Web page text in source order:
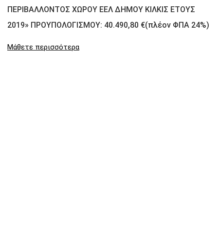
ΠΕΡΙΒΑΛΛΟΝΤΟΣ ΧΩΡΟΥ ΕΕΛ ΔΗΜΟΥ ΚΙΛΚΙΣ ΕΤΟΥΣ
2019» ΠΡΟΥΠΟΛΟΓΙΣΜΟΥ: 40.490,80 €(πλέον ΦΠΑ 24%)
Μάθετε περισσότερα